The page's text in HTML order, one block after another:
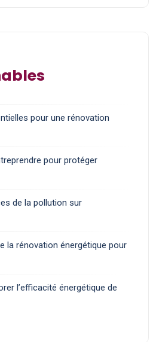
pour une rénovation
pour protéger
de la pollution sur
la rénovation énergétique pour
l’efficacité énergétique de